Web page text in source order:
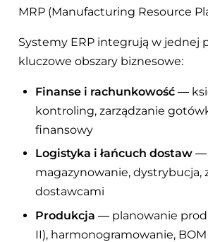
MRP (Manufacturing Resource
Systemy ERP integrują w jednej
kluczowe obszary biznesowe:
Finanse i rachunkowość —
kontroling, zarządzanie
finansowy
Logistyka i łańcuch dostaw —
magazynowanie, dystrybucja,
dostawcami
Produkcja — planowanie
II), harmonogramowanie,